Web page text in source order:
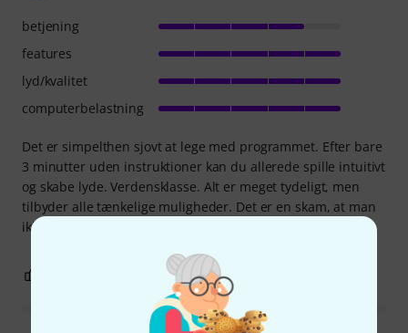
Det er simpelthen sjovt at lege med programmet. Efter bare
3 minutter uden instruktioner kan du allerede spille intuitivt
og skabe lyde. Verdensklasse. Alt er meget tydeligt, men
tilbyder alle tænkelige muligheder. Det er en skam, at man
ikke kan forstørre visningen.
betjening
features
lyd/kvalitet
computerbelastning
ANMELD BEDØMMELSE